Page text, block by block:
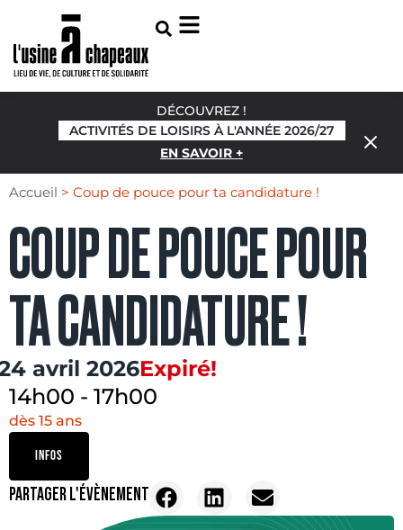
DÉCOUVREZ !
ACTIVITÉS DE LOISIRS À L'ANNÉE 2026/27
EN SAVOIR +
Accueil > Coup de pouce pour ta candidature !
COUP DE POUCE POUR
TA CANDIDATURE !
avril 2026Expiré!
14h00 - 17h00
dès 15 ans
INFOS
PARTAGER L'ÉVÈNEMENT